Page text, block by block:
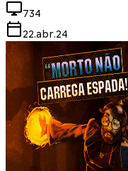
734
22.abr.24